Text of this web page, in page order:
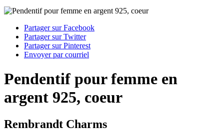
Partager sur Facebook
Partager sur Twitter
Partager sur Pinterest
Envoyer par courriel
Pendentif pour femme en
argent 925, coeur
Rembrandt Charms